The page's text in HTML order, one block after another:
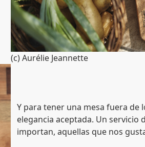
(c) Aurélie Jeannette
Y para tener una mesa fuera de
elegancia aceptada. Un servicio
importan, aquellas que nos